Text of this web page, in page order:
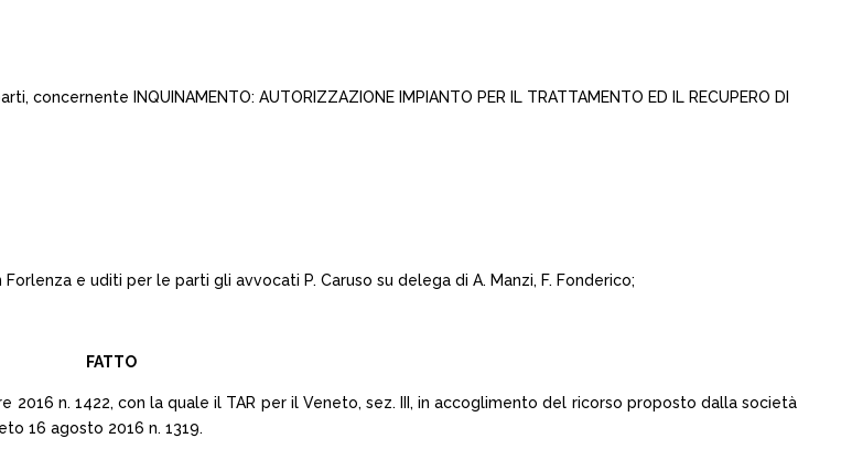
INQUINAMENTO: AUTORIZZAZIONE IMPIANTO PER IL TRATTAMENTO ED IL RECUPERO DI
e uditi per le parti gli avvocati P. Caruso su delega di A. Manzi, F. Fonderico;
FATTO
2016 n. 1422, con la quale il TAR per il Veneto, sez. III, in accoglimento del ricorso proposto dalla società
16 agosto 2016 n. 1319.